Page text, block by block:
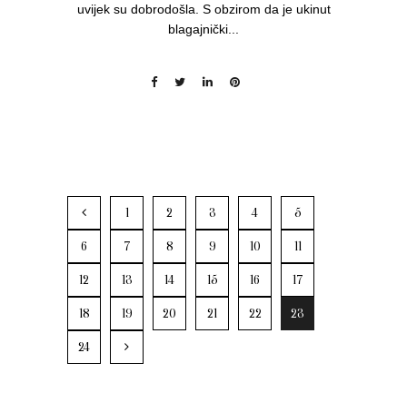
uvijek su dobrodošla. S obzirom da je ukinut
blagajnički...
1 2 3 4 5
6 7 8 9 10 11
12 13 14 15 16 17
18 19 20 21 22 23
24